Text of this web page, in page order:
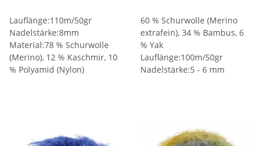
Lauflänge:110m/50gr
Nadelstärke:8mm
Material:78 % Schurwolle
(Merino), 12 % Kaschmir, 10
% Polyamid (Nylon)
60 % Schurwolle (Merino
extrafein), 34 % Bambus, 6
% Yak
Lauflänge:100m/50gr
Nadelstärke:5 - 6 mm